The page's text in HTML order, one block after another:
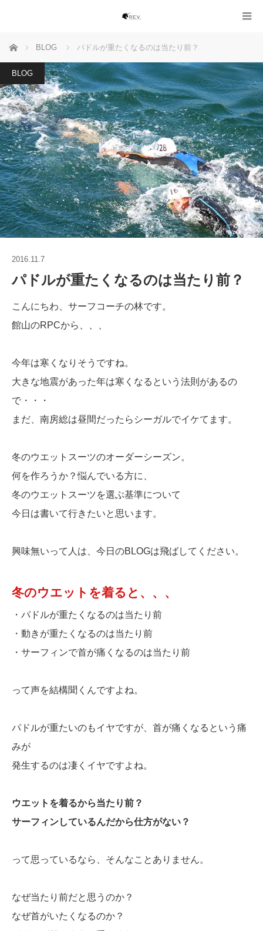
ホーム BLOG パドルが重たくなるのは当たり前？
BLOG
2016.11.7
パドルが重たくなるのは当たり前？
こんにちわ、サーフコーチの林です。
館山のRPCから、、、
今年は寒くなりそうですね。
大きな地震があった年は寒くなるという法則があるの
で・・・
まだ、南房総は昼間だったらシーガルでイケてます。
冬のウエットスーツのオーダーシーズン。
何を作ろうか？悩んでいる方に、
冬のウエットスーツを選ぶ基準について
今日は書いて行きたいと思います。
興味無いって人は、今日のBLOGは飛ばしてください。
冬のウエットを着ると、、、
・パドルが重たくなるのは当たり前
・動きが重たくなるのは当たり前
・サーフィンで首が痛くなるのは当たり前
って声を結構聞くんですよね。
パドルが重たいのもイヤですが、首が痛くなるという痛
みが
発生するのは凄くイヤですよね。
ウエットを着るから当たり前？
サーフィンしているんだから仕方がない？
って思っているなら、そんなことありません。
なぜ当たり前だと思うのか？
なぜ首がいたくなるのか？